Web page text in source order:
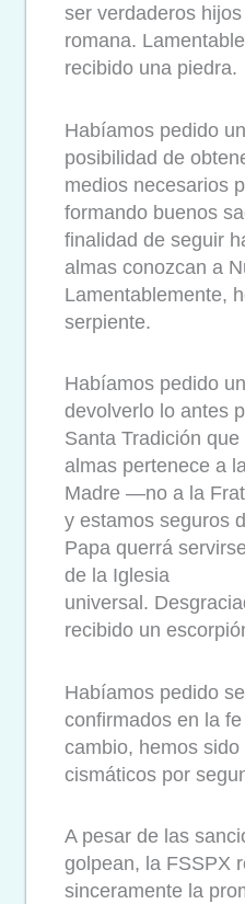
ser verdaderos
romana.
recibido una piedra.
Habíamos pedido
posibilidad de
medios necesarios
formando buenos
finalidad de seguir
almas conozcan a
Lamentablemente,
serpiente.
Habíamos pedido
devolverlo lo antes
Santa Tradición
almas pertenece a
Madre —no a la
y estamos seguros
Papa querrá
de la Iglesia
universal.
recibido un
Habíamos pedido
confirmados en la
cambio, hemos
cismáticos por
A pesar de las
golpean, la FSSPX
sinceramente la